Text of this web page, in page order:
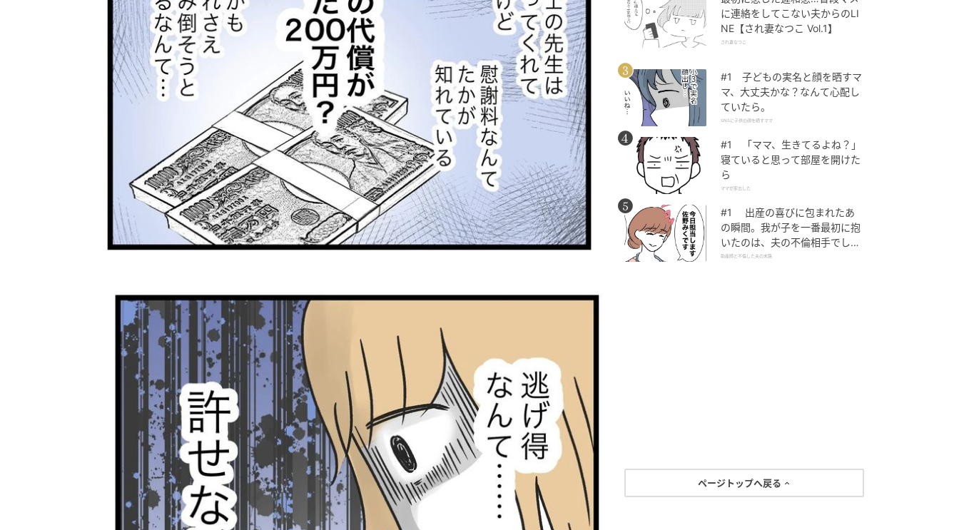
に連絡をしてこない夫からのLI
NE【され妻なつこ Vol.1】
され妻なつこ
#1 子どもの実名と顔を晒すマ
マ、大丈夫かな？なんて心配し
ていたら。
SNSに子供の顔を晒すママ
#1 「ママ、生きてるよね？」
寝ていると思って部屋を開けた
ら
ママが家出した
#1 出産の喜びに包まれたあ
の瞬間。我が子を一番最初に抱
いたのは、夫の不倫相手でし
た。
助産師と不倫した夫の末路
ページトップへ戻る